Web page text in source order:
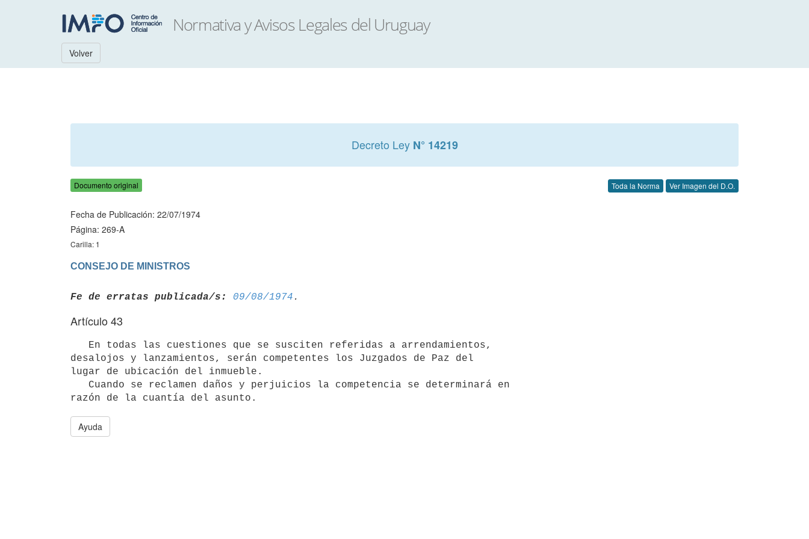
Volver
Decreto Ley N° 14219
Documento original Toda la Norma Ver Imagen del D.O.
Fecha de Publicación: 22/07/1974
Página: 269-A
Carilla: 1
CONSEJO DE MINISTROS
Fe de erratas publicada/s: 09/08/1974
Artículo 43
desalojos y lanzamientos, serán competentes los Juzgados de Paz del
lugar de ubicación del inmueble.
Ayuda